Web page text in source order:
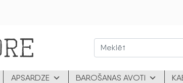
APSARDZE BAROŠANAS AVOTI